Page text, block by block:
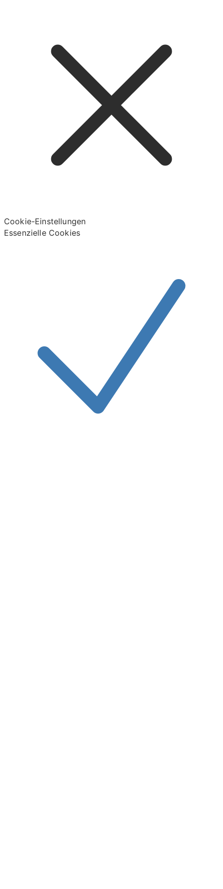
Cookie-Einstellungen
Essenzielle Cookies